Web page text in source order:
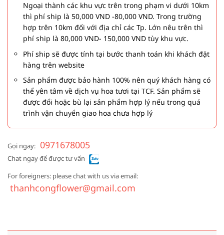
Ngoại thành các khu vực trên trong phạm vi dưới 10km
thì phí ship là 50,000 VND -80,000 VND. Trong trường
hợp trên 10km đối với địa chỉ các Tp. Lớn nêu trên thì
phí ship là 80,000 VND- 150,000 VND tùy khu vực.
Phí ship sẽ được tính tại bước thanh toán khi khách đặt
hàng trên website
Sản phẩm được bảo hành 100% nên quý khách hàng có
thể yên tâm về dịch vụ hoa tươi tại TCF. Sản phẩm sẽ
được đổi hoặc bù lại sản phẩm hợp lý nếu trong quá
trình vận chuyển giao hoa chưa hợp lý
Gọi ngay: 0971678005
Chat ngay để được tư vấn
For foreigners: please chat with us via email:
thanhcongflower@gmail.com